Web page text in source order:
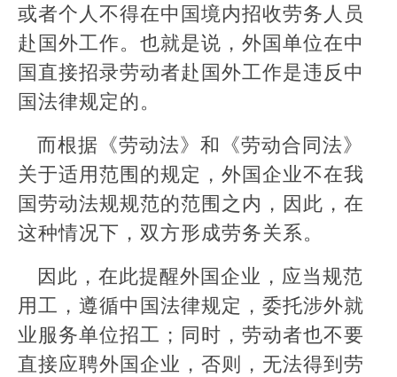
或者个人不得在中国境内招收劳务人员
赴国外工作。也就是说，外国单位在中
国直接招录劳动者赴国外工作是违反中
国法律规定的。
而根据《劳动法》和《劳动合同法》
关于适用范围的规定，外国企业不在我
国劳动法规规范的范围之内，因此，在
这种情况下，双方形成劳务关系。
因此，在此提醒外国企业，应当规范
用工，遵循中国法律规定，委托涉外就
业服务单位招工；同时，劳动者也不要
直接应聘外国企业，否则，无法得到劳